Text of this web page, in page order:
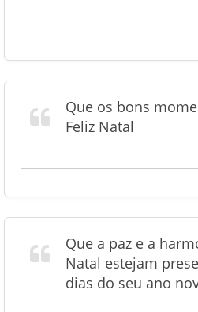
Que os bons
Feliz Natal
Que a paz e a
Natal estejam
dias do seu ano